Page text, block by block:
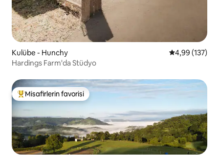
Kulübe - Hunchy 5 üzerinden
4,99 (137)
Hardings Farm'da Stüdyo
Misafirlerin favorilerinden en beğenilenler arasında
Misafirlerin favorisi